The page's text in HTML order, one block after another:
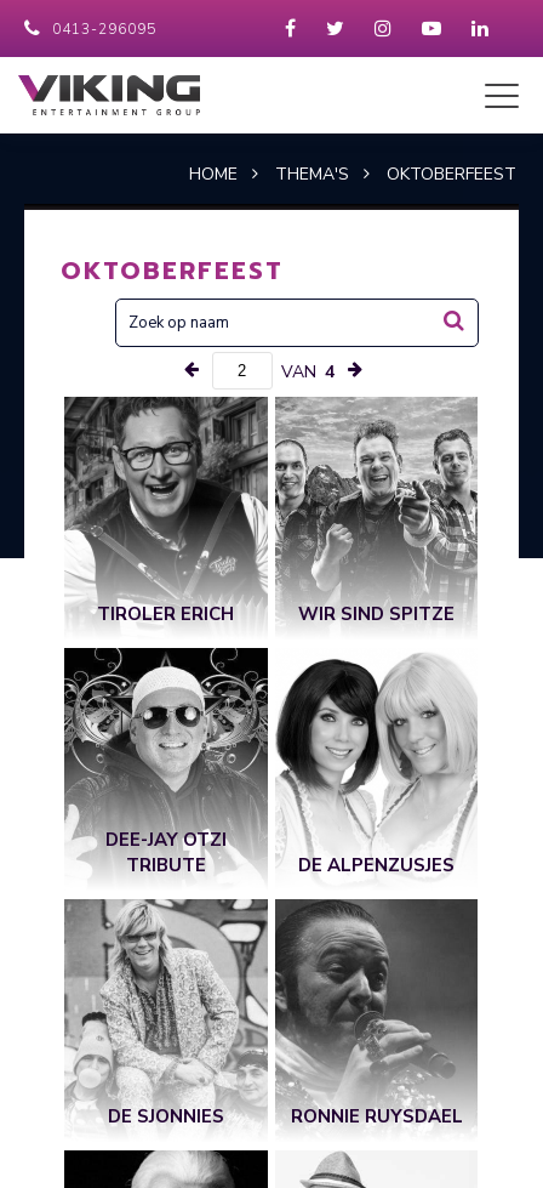
0413-296095
HOME THEMA'S OKTOBERFEEST
OKTOBERFEEST
VAN 4
TIROLER ERICH WIR SIND SPITZE
DEE-JAY OTZI
TRIBUTE
DE ALPENZUSJES
DE SJONNIES RONNIE RUYSDAEL